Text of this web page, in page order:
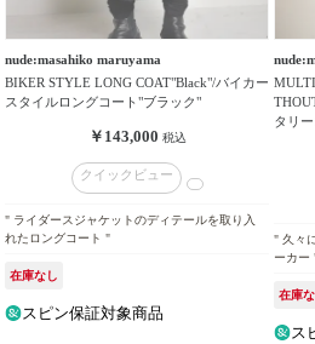
nude:masahiko maruyama
BIKER STYLE LONG COAT"Black"/バイカー
スタイルロングコート"ブラック"
￥143,000 税込
クイックビュー
" ライダースジャケットのディテールを取り入
れたロングコート "
在庫なし
スピン保証対象商品
タリ
" 久々
ーカー
在庫
ス